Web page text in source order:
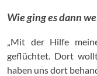
Wie ging es dann
„Mit der Hilfe
geflüchtet. Dort
haben uns dort